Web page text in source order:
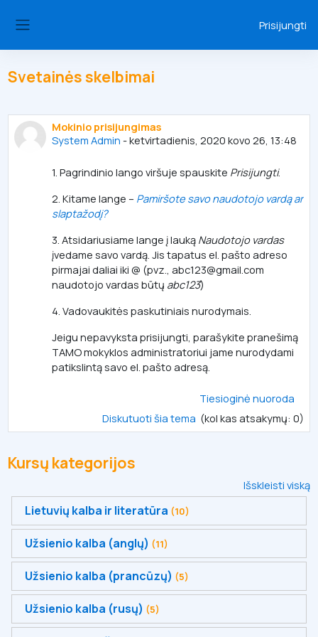
Prisijungti
Svetainės skelbimai
Mokinio prisijungimas
System Admin -ketvirtadienis, 2020 kovo 26, 13:48
1. Pagrindinio lango viršuje spauskite Prisijungti.
2. Kitame lange – Pamiršote savo naudotojo vardą ar
slaptažodį?
3. Atsidariusiame lange į lauką Naudotojo vardas
įvedame savo vardą. Jis tapatus el. pašto adreso
pirmajai daliai iki @ (pvz., abc123@gmail.com
naudotojo vardas būtų abc123)
4. Vadovaukitės paskutiniais nurodymais.
Jeigu nepavyksta prisijungti, parašykite pranešimą
TAMO mokyklos administratoriui jame nurodydami
patikslintą savo el. pašto adresą.
Tiesioginė nuoroda
Diskutuoti šia tema (kol kas atsakymų: 0)
Kursų kategorijos
Išskleisti viską
Lietuvių kalba ir literatūra (10)
Užsienio kalba (anglų) (11)
Užsienio kalba (prancūzų) (5)
Užsienio kalba (rusų) (5)